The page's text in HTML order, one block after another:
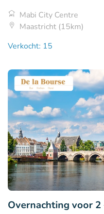
Mabi City Centre
Maastricht (15km)
Verkocht: 15
Overnachting voor